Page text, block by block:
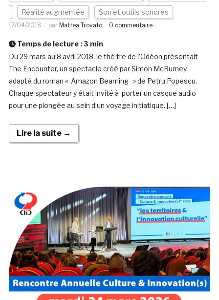
Réalité augmentée Son et outils sonores
17/04/2018 par Mattea Trovato 0 commentaire
Temps de lecture : 3 min
Du 29 mars au 8 avril 2018, le thé tre de l’Odéon présentait
The Encounter, un spectacle créé par Simon McBurney,
adapté du roman « Amazon Beaming » de Petru Popescu.
Chaque spectateur y était invité à porter un casque audio
pour une plongée au sein d’un voyage initiatique. […]
Lire la suite →